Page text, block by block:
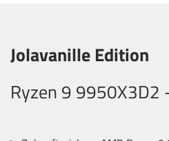
Jolavanille Edition
Ryzen 9 9950X3D2